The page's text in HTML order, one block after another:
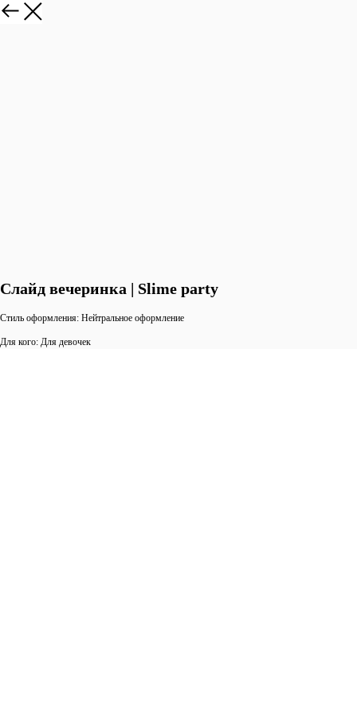
Слайд вечеринка | Slime party
Стиль оформления: Нейтральное оформление
Для кого: Для девочек